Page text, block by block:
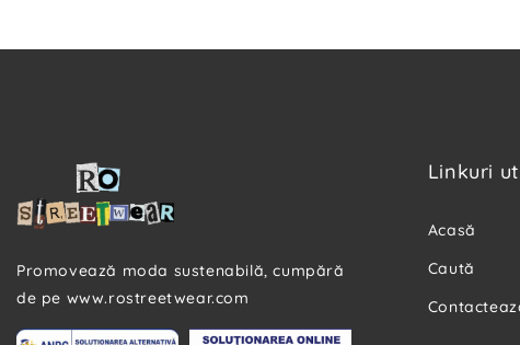
Promovează moda sustenabilă, cumpără
de pe www.rostreetwear.com
Linkuri
Acasă
Caută